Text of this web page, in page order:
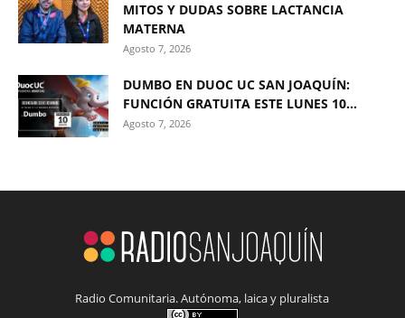
MITOS Y DUDAS SOBRE LACTANCIA
MATERNA
Agosto 7, 2026
DUMBO EN DUOC UC SAN JOAQUÍN:
FUNCIÓN GRATUITA ESTE LUNES 10...
Agosto 7, 2026
Radio Comunitaria. Autónoma, laica y pluralista